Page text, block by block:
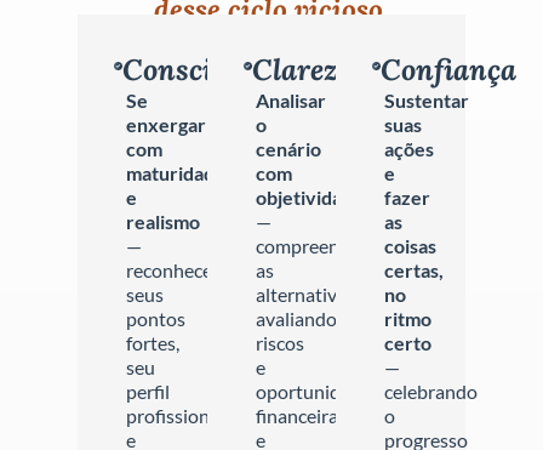
desse ciclo vicioso.
Consciência
Se
enxergar
com
maturidade
e
realismo
—
reconhecendo
seus
pontos
fortes,
seu
perfil
profissional
e
Clareza
Analisar
o
cenário
com
objetividade
—
compreendendo
as
alternativas,
avaliando
riscos
e
oportunidades
financeiras,
e
Confiança
Sustentar
suas
ações
e
fazer
as
coisas
certas,
no
ritmo
certo
—
celebrando
o
progresso